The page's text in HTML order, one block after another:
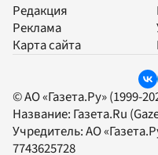
Редакция
Реклама
Карта сайта
© АО «Газета.Ру» (1999-
Название: Газета.Ru
Учредитель:АО
7743625728